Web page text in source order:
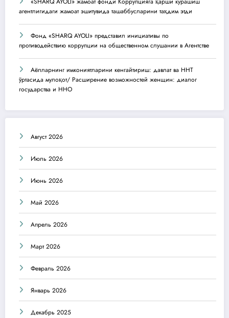
агентлигидаги жамоат эшитувида ташаббусларини тақдим этди
Фонд «SHARQ AYOLI» представил инициативы по
противодействию коррупции на общественном слушании в Агентстве
Аёлларнинг имкониятларини кенгайтириш: давлат ва ННТ
ўртасида мулоқот/ Расширение возможностей женщин: диалог
государства и ННО
Август 2026
Июль 2026
Июнь 2026
Май 2026
Апрель 2026
Март 2026
Февраль 2026
Январь 2026
Декабрь 2025